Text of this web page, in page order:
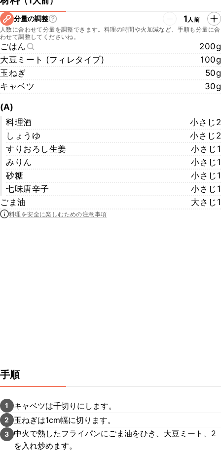
分量の調整 1人前
人数に合わせて分量を調整できます。料理の時間や火加減など、手順も分量に合
わせて調整してくださいね。
ごはん
200g
大豆ミート (フィレタイプ)
100g
玉ねぎ
50g
キャベツ
30g
(A)
料理酒
小さじ2
しょうゆ
小さじ2
すりおろし生姜
小さじ1
みりん
小さじ1
砂糖
小さじ1
七味唐辛子
小さじ1
ごま油
大さじ1
料理を安全に楽しむための注意事項
手順
1 キャベツは千切りにします。
2 玉ねぎは1cm幅に切ります。
3 中火で熱したフライパンにごま油をひき、大豆ミート、2
を入れ炒めます。